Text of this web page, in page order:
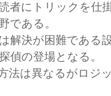
者にトリックを仕
である。
解決が困難である
偵の登場となる。
法は異なるがロジ